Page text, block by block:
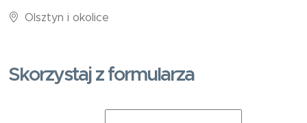
Olsztyn i okolice
Skorzystaj z formularza